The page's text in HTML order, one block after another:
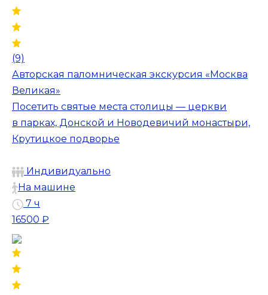
(9)
Авторская паломническая экскурсия «Москва
Великая»
Посетить святые места столицы — церкви
в парках, Донской и Новодевичий монастыри,
Крутицкое подворье
Индивидуально
На машине
7 ч
16500 ₽